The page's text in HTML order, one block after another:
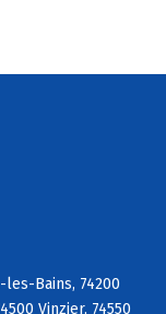
les-Bains, 74200
Vinzier, 74550